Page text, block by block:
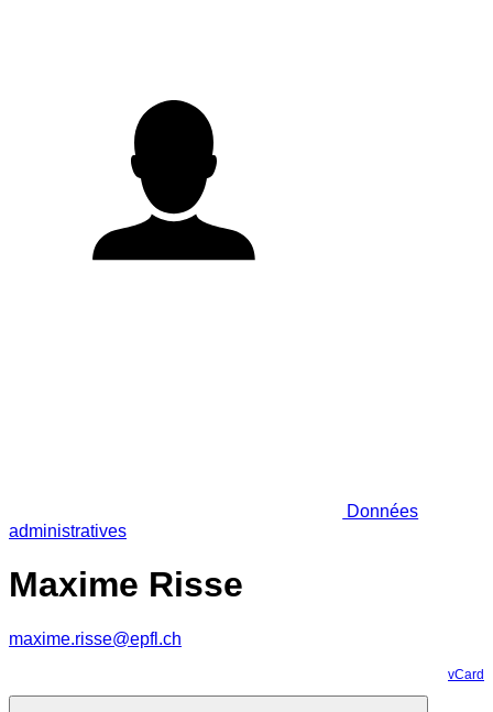
Données
administratives
Maxime Risse
maxime.risse@epfl.ch
vCard